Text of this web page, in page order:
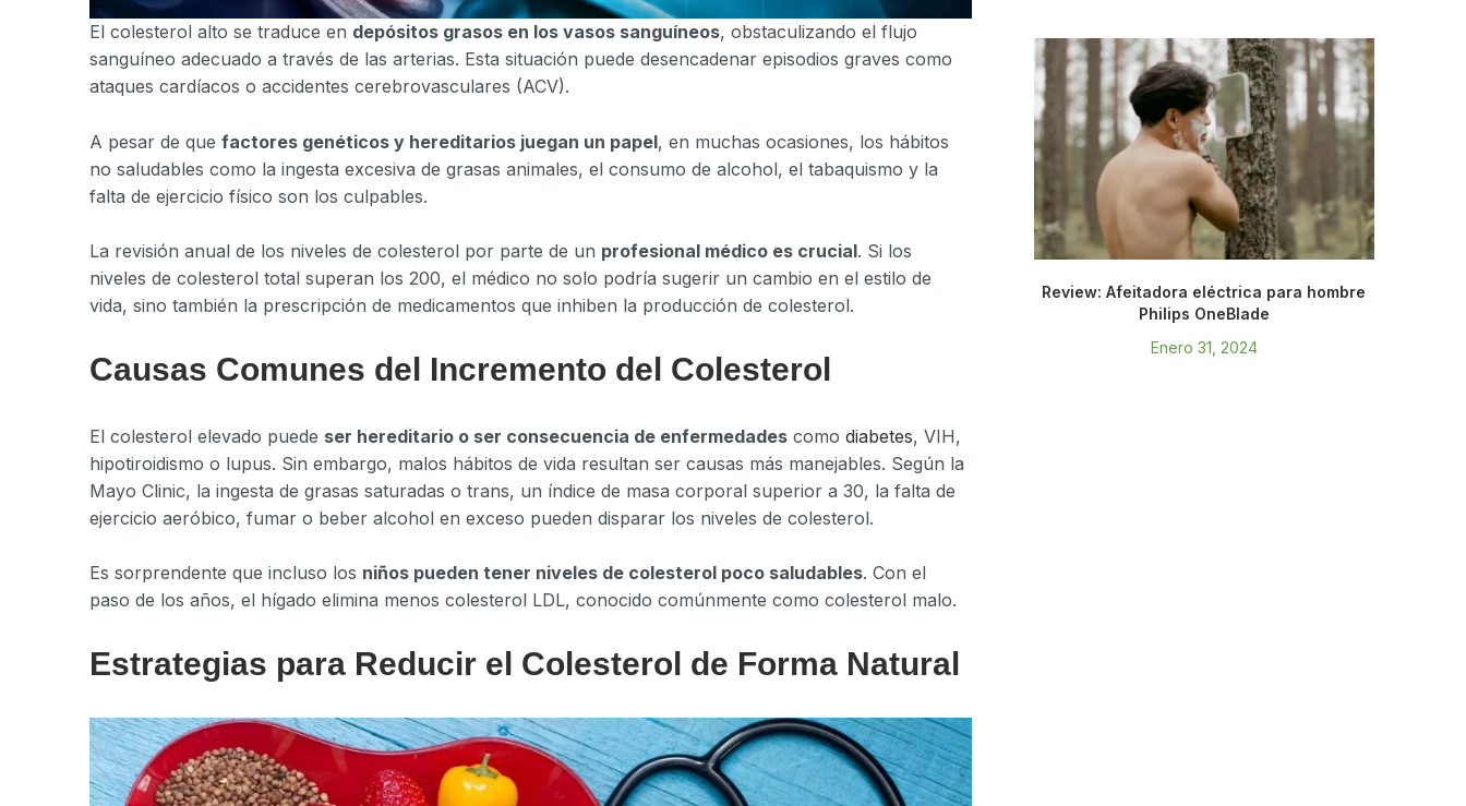
El colesterol alto se traduce en depósitos grasos en los vasos sanguíneos, obstaculizando el flujo
sanguíneo adecuado a través de las arterias. Esta situación puede desencadenar episodios graves como
ataques cardíacos o accidentes cerebrovasculares (ACV).
A pesar de que factores genéticos y hereditarios juegan un papel, en muchas ocasiones, los hábitos
no saludables como la ingesta excesiva de grasas animales, el consumo de alcohol, el tabaquismo y la
falta de ejercicio físico son los culpables.
La revisión anual de los niveles de colesterol por parte de un profesional médico es crucial. Si los
niveles de colesterol total superan los 200, el médico no solo podría sugerir un cambio en el estilo de
vida, sino también la prescripción de medicamentos que inhiben la producción de colesterol.
Causas Comunes del Incremento del Colesterol
El colesterol elevado puede ser hereditario o ser consecuencia de enfermedades como diabetes, VIH,
hipotiroidismo o lupus. Sin embargo, malos hábitos de vida resultan ser causas más manejables. Según la
Mayo Clinic, la ingesta de grasas saturadas o trans, un índice de masa corporal superior a 30, la falta de
ejercicio aeróbico, fumar o beber alcohol en exceso pueden disparar los niveles de colesterol.
Es sorprendente que incluso los niños pueden tener niveles de colesterol poco saludables. Con el
paso de los años, el hígado elimina menos colesterol LDL, conocido comúnmente como colesterol malo.
Estrategias para Reducir el Colesterol de Forma Natural
Review: Afeitadora eléctrica para hombre
Philips OneBlade
Enero 31, 2024